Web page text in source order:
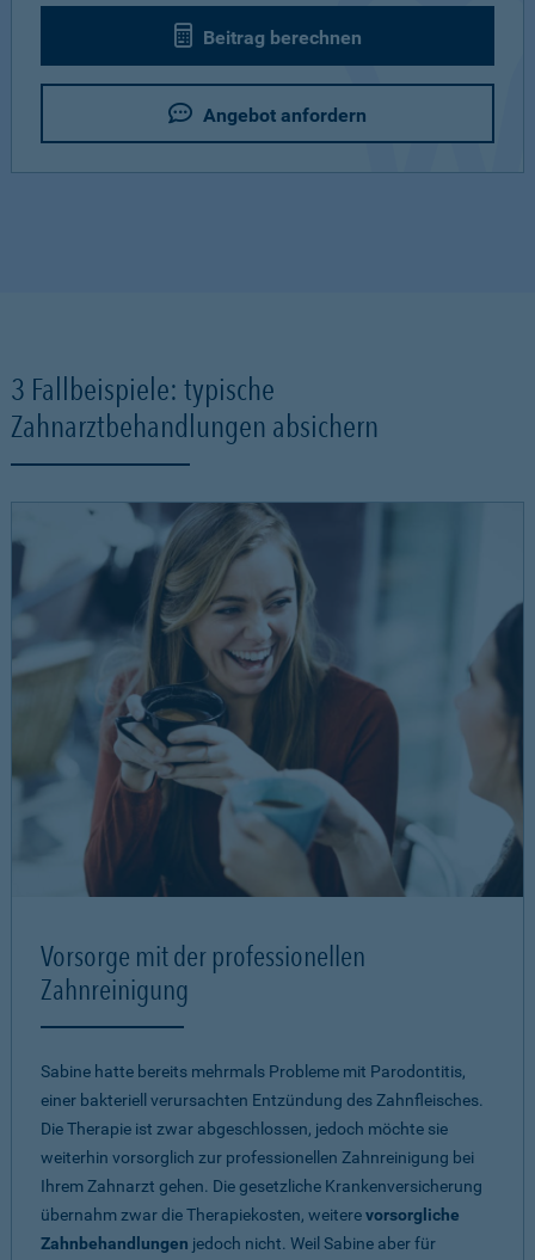
Beitrag berechnen
Angebot anfordern
3 Fallbeispiele: typische
Zahnarztbehandlungen absichern
Vorsorge mit der professionellen
Zahnreinigung
Sabine hatte bereits mehrmals Probleme mit Parodontitis,
einer bakteriell verursachten Entzündung des Zahnfleisches.
Die Therapie ist zwar abgeschlossen, jedoch möchte sie
weiterhin vorsorglich zur professionellen Zahnreinigung bei
Ihrem Zahnarzt gehen. Die gesetzliche Krankenversicherung
übernahm zwar die Therapiekosten, weiterevorsorgliche
Zahnbehandlungen jedoch nicht. Weil Sabine aber für